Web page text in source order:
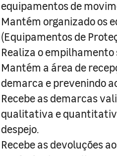
equipamentos de
Mantém organizado os
(Equipamentos de
Realiza o
Mantém a área de
demarca e prevenindo
Recebe as demarcas
qualitativa e
despejo.
Recebe as devoluções